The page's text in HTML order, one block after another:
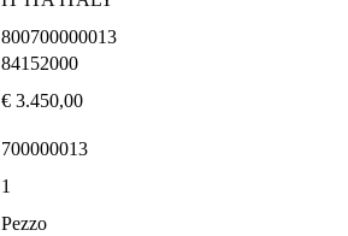
800700000013
84152000
€ 3.450,00
700000013
1
Pezzo